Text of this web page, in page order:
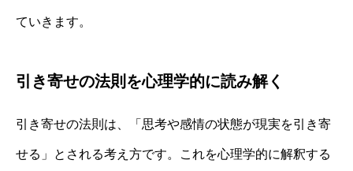
ていきます。
引き寄せの法則を心理学的に読み解く
引き寄せの法則は、「思考や感情の状態が現実を引き寄
せる」とされる考え方です。これを心理学的に解釈する